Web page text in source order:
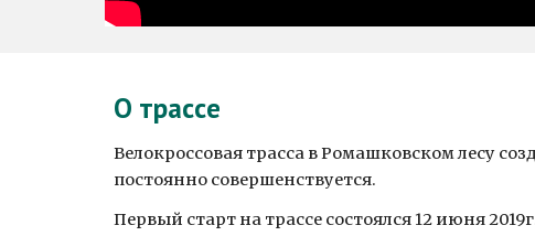
О трассе
Велокроссовая трасса в Ромашковском лесу
постоянно совершенствуется.
Первый старт на трассе состоялся 12 июня